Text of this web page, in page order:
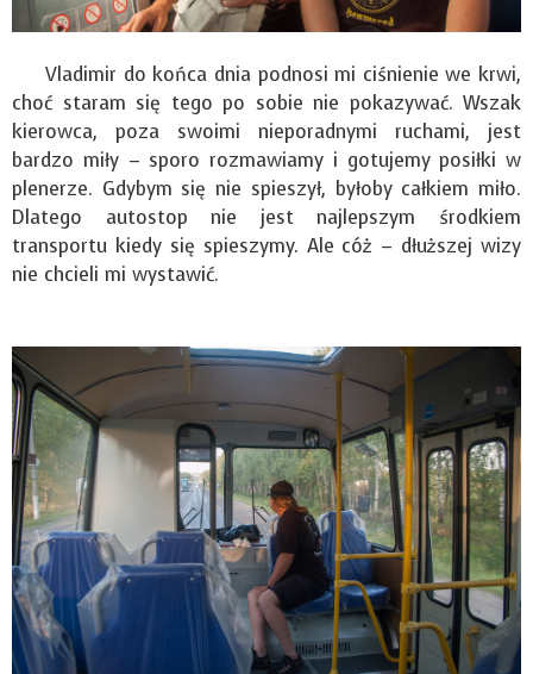
Vladimir do końca dnia podnosi mi ciśnienie we krwi,
choć staram się tego po sobie nie pokazywać. Wszak
kierowca, poza swoimi nieporadnymi ruchami, jest
bardzo miły – sporo rozmawiamy i gotujemy posiłki w
plenerze. Gdybym się nie spieszył, byłoby całkiem miło.
Dlatego autostop nie jest najlepszym środkiem
transportu kiedy się spieszymy. Ale cóż – dłuższej wizy
nie chcieli mi wystawić.